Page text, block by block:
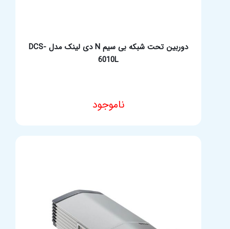
دوربین تحت شبکه بی سیم N دی لینک مدل DCS-
6010L
ناموجود